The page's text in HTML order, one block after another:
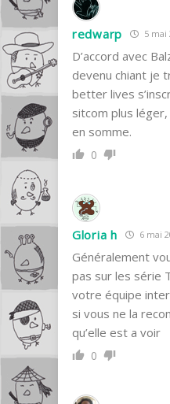
redwarp 5 mai
D’accord avec
devenu chiant je
better lives
sitcom plus
en somme.
0
Gloria h 6 mai
Généralement
pas sur les série
votre équipe
si vous ne la
qu’elle est a voir
0